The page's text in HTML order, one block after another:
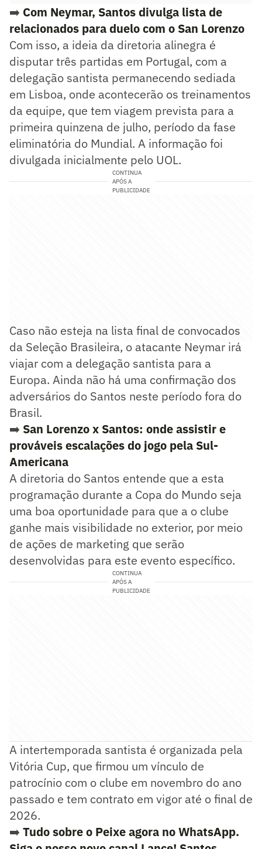
➡️ Com Neymar, Santos divulga lista de
relacionados para duelo com o San Lorenzo
Com isso, a ideia da diretoria alinegra é
disputar três partidas em Portugal, com a
delegação santista permanecendo sediada
em Lisboa, onde acontecerão os treinamentos
da equipe, que tem viagem prevista para a
primeira quinzena de julho, período da fase
eliminatória do Mundial. A informação foi
divulgada inicialmente pelo UOL.
CONTINUA
APÓS A
PUBLICIDADE
Caso não esteja na lista final de convocados
da Seleção Brasileira, o atacante Neymar irá
viajar com a delegação santista para a
Europa. Ainda não há uma confirmação dos
adversários do Santos neste período fora do
Brasil.
➡️ San Lorenzo x Santos: onde assistir e
prováveis escalações do jogo pela Sul-
Americana
A diretoria do Santos entende que a esta
programação durante a Copa do Mundo seja
uma boa oportunidade para que a o clube
ganhe mais visibilidade no exterior, por meio
de ações de marketing que serão
desenvolvidas para este evento específico.
CONTINUA
APÓS A
PUBLICIDADE
A intertemporada santista é organizada pela
Vitória Cup, que firmou um vínculo de
patrocínio com o clube em novembro do ano
passado e tem contrato em vigor até o final de
2026.
➡️ Tudo sobre o Peixe agora no WhatsApp.